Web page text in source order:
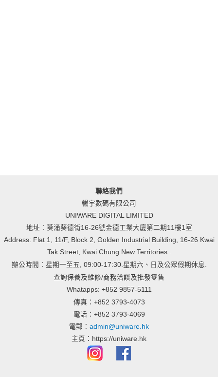
聯絡我們
暢宇數碼有限公司
UNIWARE DIGITAL LIMITED
地址：葵涌葵德街16-26號金德工業大廈第二期11樓1室
Address: Flat 1, 11/F, Block 2, Golden Industrial Building, 16-26 Kwai
Tak Street, Kwai Chung New Territories .
辦公時間：星期一至五, 09:00-17:30.星期六、日及公眾假期休息.
查詢保養及維修/商務洽談及批發零售
Whatapps: +852 9857-5111
傳真：+852 3793-4073
電話：+852 3793-4069
電郵： admin@uniware.hk
主頁：https://uniware.hk